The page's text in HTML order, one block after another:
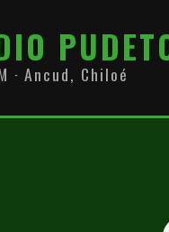
· Ancud, Chiloé